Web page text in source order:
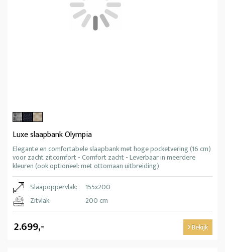
Luxe slaapbank Olympia
Elegante en comfortabele slaapbank met hoge pocketvering (16 cm)
voor zacht zitcomfort - Comfort zacht - Leverbaar in meerdere
kleuren (ook optioneel: met ottomaan uitbreiding)
Slaapoppervlak:
155x200
Zitvlak:
200 cm
2.699,- Bekijk